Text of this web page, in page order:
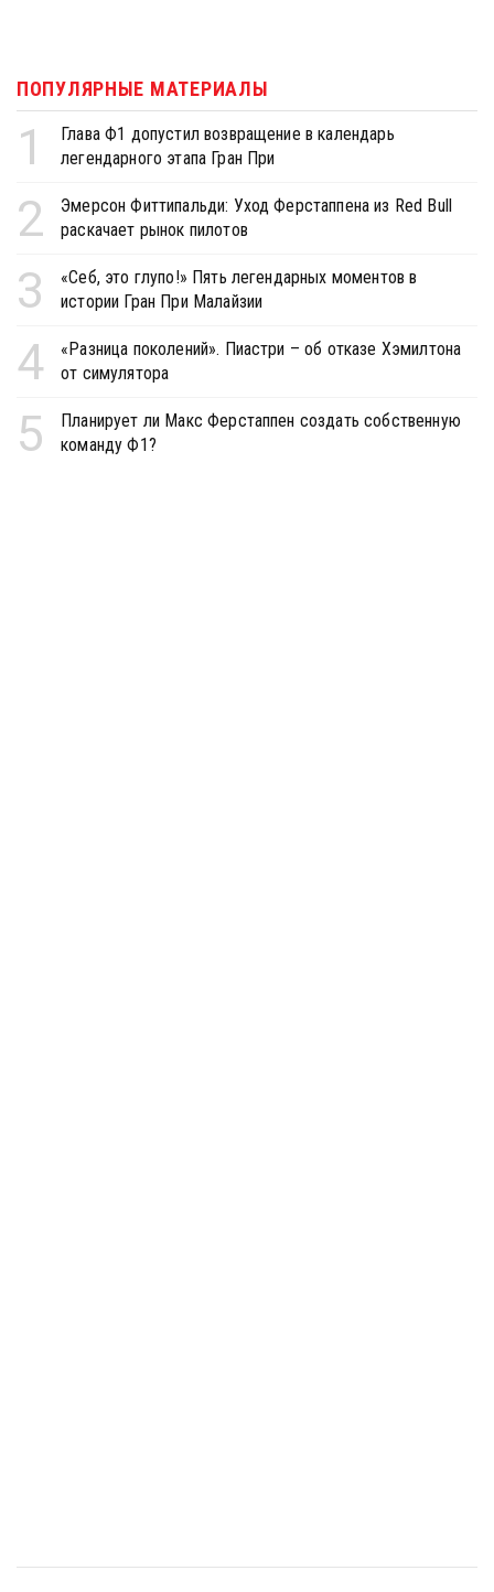
ПОПУЛЯРНЫЕ МАТЕРИАЛЫ
1
Глава Ф1 допустил возвращение в календарь
легендарного этапа Гран При
2
Эмерсон Фиттипальди: Уход Ферстаппена из Red Bull
раскачает рынок пилотов
3
«Себ, это глупо!» Пять легендарных моментов в
истории Гран При Малайзии
4
«Разница поколений». Пиастри – об отказе Хэмилтона
от симулятора
5
Планирует ли Макс Ферстаппен создать собственную
команду Ф1?